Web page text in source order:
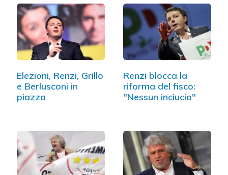
Elezioni, Renzi, Grillo
e Berlusconi in
piazza
Renzi blocca la
riforma del fisco:
"Nessun inciucio"